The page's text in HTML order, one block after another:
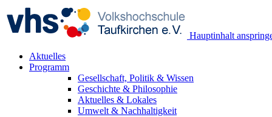
Hauptinhalt
Aktuelles
Programm
Gesellschaft, Politik & Wissen
Geschichte & Philosophie
Aktuelles & Lokales
Umwelt & Nachhaltigkeit